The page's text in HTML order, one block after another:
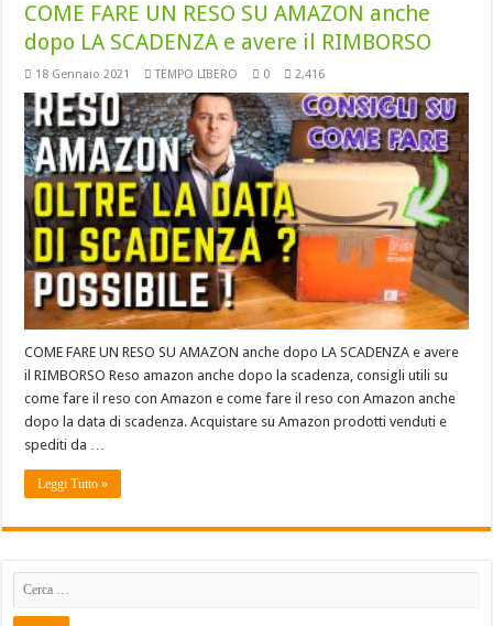
COME FARE UN RESO SU AMAZON anche
dopo LA SCADENZA e avere il RIMBORSO
18 Gennaio 2021 TEMPO LIBERO 0 2,416
COME FARE UN RESO SU AMAZON anche dopo LA SCADENZA e avere
il RIMBORSO Reso amazon anche dopo la scadenza, consigli utili su
come fare il reso con Amazon e come fare il reso con Amazon anche
dopo la data di scadenza. Acquistare su Amazon prodotti venduti e
spediti da …
Leggi Tutto »